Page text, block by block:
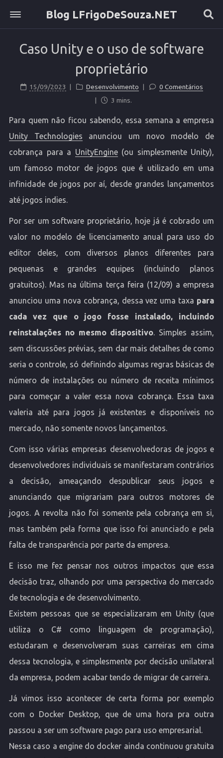
Blog LFrigoDeSouza.NET
Home
Caso Unity e o uso de software
proprietário
15/09/2023 Desenvolvimento
0 Comentários
3 mins.
Para quem não ficou sabendo, essa semana a empresa
Unity Technologies anunciou um novo modelo de
cobrança para a UnityEngine(ou simplesmente Unity),
um famoso motor de jogos que é utilizado em uma
infinidade de jogos por aí, desde grandes lançamentos
até jogos indies.
Por ser um software proprietário, hoje já é cobrado um
valor no modelo de licenciamento anual para uso do
editor deles, com diversos planos diferentes para
pequenas e grandes equipes (incluindo planos
gratuitos). Mas na última terça feira (12/09) a empresa
anunciou uma nova cobrança, dessa vez uma taxa para
cada vez que o jogo fosse instalado, incluindo
reinstalações no mesmo dispositivo. Simples assim,
sem discussões prévias, sem dar mais detalhes de como
seria o controle, só definindo algumas regras básicas de
número de instalações ou número de receita mínimos
para começar a valer essa nova cobrança. Essa taxa
valeria até para jogos já existentes e disponíveis no
mercado, não somente novos lançamentos.
Com isso várias empresas desenvolvedoras de jogos e
desenvolvedores individuais se manifestaram contrários
a decisão, ameaçando despublicar seus jogos e
anunciando que migrariam para outros motores de
jogos. A revolta não foi somente pela cobrança em si,
mas também pela forma que isso foi anunciado e pela
falta de transparência por parte da empresa.
E isso me fez pensar nos outros impactos que essa
decisão traz, olhando por uma perspectiva do mercado
de tecnologia e de desenvolvimento.
Existem pessoas que se especializaram em Unity (que
utiliza o C# como linguagem de programação),
estudaram e desenvolveram suas carreiras em cima
dessa tecnologia, e simplesmente por decisão unilateral
da empresa, podem acabar tendo de migrar de carreira.
Já vimos isso acontecer de certa forma por exemplo
com o Docker Desktop, que de uma hora pra outra
passou a ser um software pago para uso empresarial.
Nessa caso a engine do docker ainda continuou gratuita